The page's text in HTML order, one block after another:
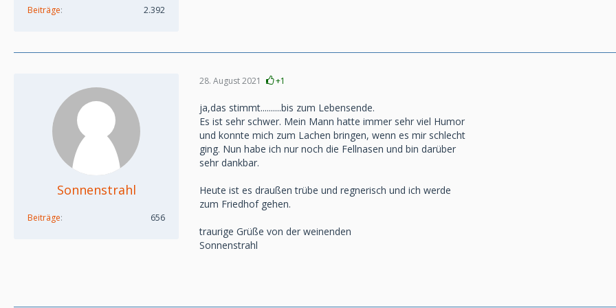
Beiträge 2.392
Sonnenstrahl
Beiträge 656
28. August 2021 +1
ja,das stimmt..........bis zum Lebensende.
Es ist sehr schwer. Mein Mann hatte immer sehr viel Humor
und konnte mich zum Lachen bringen, wenn es mir schlecht
ging. Nun habe ich nur noch die Fellnasen und bin darüber
sehr dankbar.
Heute ist es draußen trübe und regnerisch und ich werde
zum Friedhof gehen.
traurige Grüße von der weinenden
Sonnenstrahl